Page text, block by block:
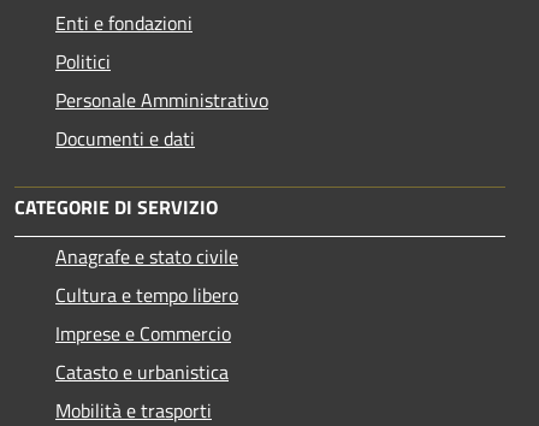
Enti e fondazioni
Politici
Personale Amministrativo
Documenti e dati
CATEGORIE DI SERVIZIO
Anagrafe e stato civile
Cultura e tempo libero
Imprese e Commercio
Catasto e urbanistica
Mobilità e trasporti